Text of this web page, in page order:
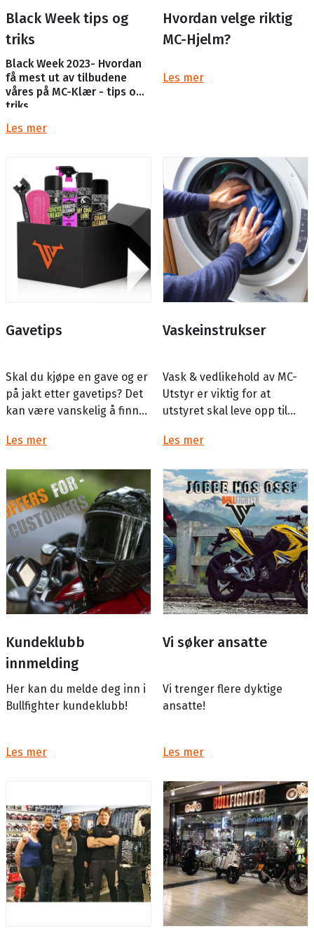
Black Week tips og
triks
Black Week 2023- Hvordan
få mest ut av tilbudene
våres på MC-Klær - tips og
triks
Les mer
Hvordan velge riktig
MC-Hjelm?
Les mer
Gavetips
Skal du kjøpe en gave og er
på jakt etter gavetips? Det
kan være vanskelig å finne
samlet våre beste ...
Les mer
Vaskeinstrukser
Vask & vedlikehold av MC-
Utstyr er viktig for at
utstyret skal leve opp til
er det mulighet for at de
funksjonen...
Les mer
Kundeklubb
innmelding
Her kan du melde deg inn i
Bullfighter kundeklubb!
Les mer
Vi søker ansatte
Vi trenger flere dyktige
ansatte!
Les mer